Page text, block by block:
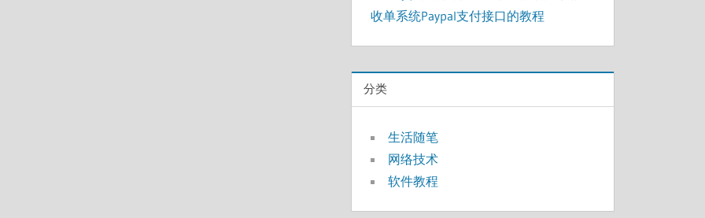
收单系统Paypal支付接口的教程
分类
生活随笔
网络技术
软件教程